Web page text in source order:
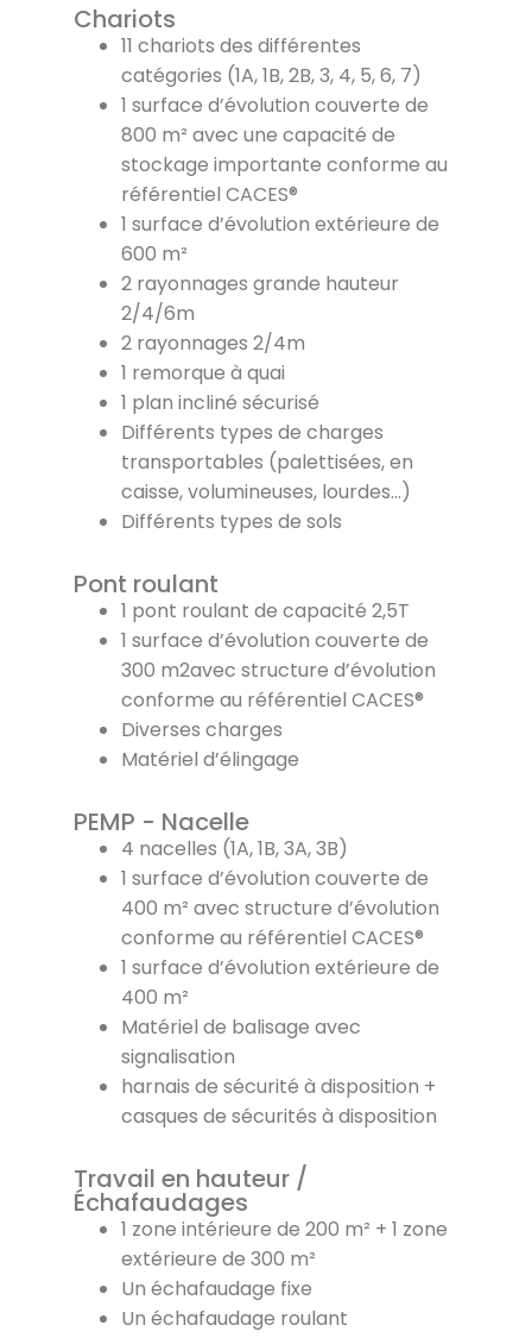
Chariots
11 chariots des différentes
catégories (1A, 1B, 2B, 3, 4, 5, 6, 7)
1 surface d’évolution couverte de
800 m² avec une capacité de
stockage importante conforme au
référentiel CACES®
1 surface d’évolution extérieure de
600 m²
2 rayonnages grande hauteur
2/4/6m
2 rayonnages 2/4m
1 remorque à quai
1 plan incliné sécurisé
Différents types de charges
transportables (palettisées, en
caisse, volumineuses, lourdes…)
Différents types de sols
Pont roulant
1 pont roulant de capacité 2,5T
1 surface d’évolution couverte de
300 m2avec structure d’évolution
conforme au référentiel CACES®
Diverses charges
Matériel d’élingage
PEMP - Nacelle
4 nacelles (1A, 1B, 3A, 3B)
1 surface d’évolution couverte de
400 m² avec structure d’évolution
conforme au référentiel CACES®
1 surface d’évolution extérieure de
400 m²
Matériel de balisage avec
signalisation
harnais de sécurité à disposition +
casques de sécurités à disposition
Travail en hauteur /
Échafaudages
1 zone intérieure de 200 m² + 1 zone
extérieure de 300 m²
Un échafaudage fixe
Un échafaudage roulant